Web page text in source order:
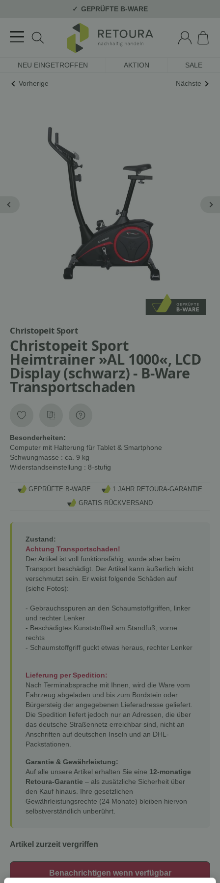
GEPRÜFTE B-WARE
NEU EINGETROFFEN AKTION SALE
Vorherige Nächste
Christopeit Sport
Christopeit Sport
Heimtrainer »AL 1000«, LCD
Display (schwarz) - B-Ware
Transportschaden
Besonderheiten:
Computer mit Halterung für Tablet & Smartphone
Schwungmasse : ca. 9 kg
Widerstandseinstellung : 8-stufig
GEPRÜFTE B-WARE
1 JAHR RETOURA-GARANTIE
GRATIS RÜCKVERSAND
Zustand:
Achtung Transportschaden!
Der Artikel ist voll funktionsfähig, wurde aber beim
Transport beschädigt. Der Artikel kann äußerlich leicht
verschmutzt sein. Er weist folgende Schäden auf
(siehe Fotos):
- Gebrauchsspuren an den Schaumstoffgriffen, linker
und rechter Lenker
- Beschädigtes Kunststoffteil am Standfuß, vorne
rechts
- Schaumstoffgriff guckt etwas heraus, rechter Lenker
Lieferung per Spedition:
Nach Terminabsprache mit Ihnen, wird die Ware vom
Fahrzeug abgeladen und bis zum Bordstein oder
Bürgersteig der angegebenen Lieferadresse geliefert.
Die Spedition liefert jedoch nur an Adressen, die über
das deutsche Straßennetz erreichbar sind, nicht an
Anschriften auf deutschen Inseln und an DHL-
Packstationen.
Garantie & Gewährleistung:
Auf alle unsere Artikel erhalten Sie eine 12-monatige
Retoura-Garantie – als zusätzliche Sicherheit über
den Kauf hinaus. Ihre gesetzlichen
Gewährleistungsrechte (24 Monate) bleiben hiervon
selbstverständlich unberührt.
Artikel zurzeit vergriffen
Benachrichtigen wenn verfügbar